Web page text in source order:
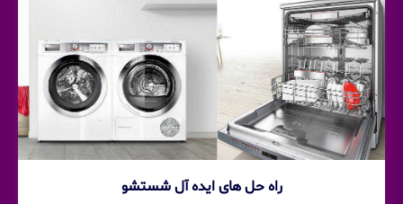
راه حل های ایده آل شستشو